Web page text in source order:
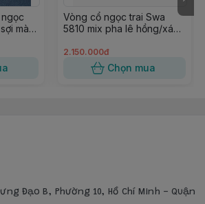
màu
Vòng cổ ngọc trai Swa
5810 mix pha lê hồng/xám,
2.150.000đ
Chọn mua
Đạo B, Phường 10, Hồ Chí Minh - Quận